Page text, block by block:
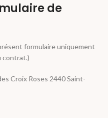
de
formulaire uniquement
contrat.)
Croix Roses 2440 Saint-